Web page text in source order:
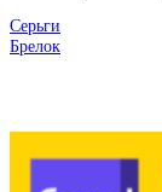
Серьги
Брелок